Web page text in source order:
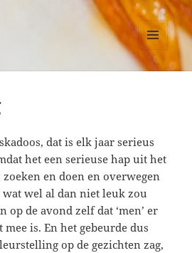
MENU
EN
dat is elk jaar serieus
het een serieuse hap uit het
en doen en overwegen
wel al dan niet leuk zou
op de avond zelf dat ‘men’ er
is. En het gebeurde dus
op de gezichten zag,